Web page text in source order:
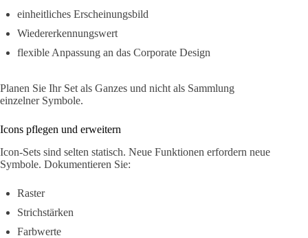
einheitliches Erscheinungsbild
Wiedererkennungswert
flexible Anpassung an das Corporate Design
Planen Sie Ihr Set als Ganzes und nicht als Sammlung
einzelner Symbole.
Icons pflegen und erweitern
Icon-Sets sind selten statisch. Neue Funktionen erfordern neue
Symbole. Dokumentieren Sie:
Raster
Strichstärken
Farbwerte